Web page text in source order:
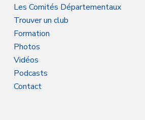
Les Comités Départementaux
Trouver un club
Formation
Photos
Vidéos
Podcasts
Contact